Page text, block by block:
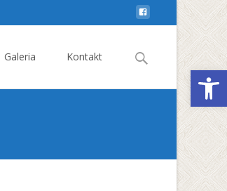
Galeria Kontakt
Search